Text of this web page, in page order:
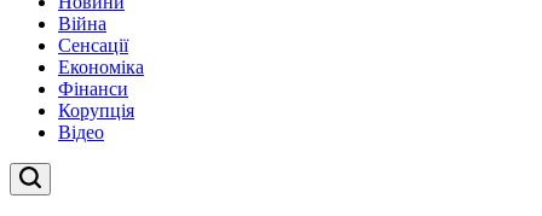
Війна
Сенсації
Економіка
Фінанси
Корупція
Відео